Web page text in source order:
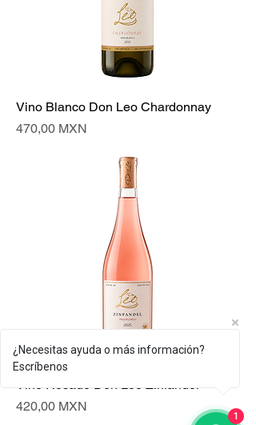
Vino Blanco Don Leo Chardonnay
Precio
470,00 MXN
Vino Rosado Don Leo Zinfandel
Precio
420,00 MXN
¿Necesitas ayuda o más información?
Escríbenos
1